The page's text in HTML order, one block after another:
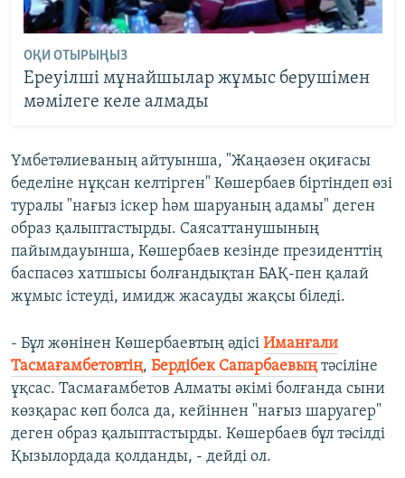
ОҚИ ОТЫРЫҢЫЗ
Ереуілші мұнайшылар жұмыс берушімен
мәмілеге келе алмады
Үмбетәлиеваның айтуынша, "Жаңаөзен оқиғасы
беделіне нұқсан келтірген" Көшербаев біртіндеп өзі
туралы "нағыз іскер һәм шаруаның адамы" деген
образ қалыптастырды. Саясаттанушының
пайымдауынша, Көшербаев кезінде президенттің
баспасөз хатшысы болғандықтан БАҚ-пен қалай
жұмыс істеуді, имидж жасауды жақсы біледі.
- Бұл жөнінен Көшербаевтың әдісі Иманғали
Тасмағамбетовтің, Бердібек Сапарбаевыңтәсіліне
ұқсас. Тасмағамбетов Алматы әкімі болғанда сыни
көзқарас көп болса да, кейіннен "нағыз шаруагер"
деген образ қалыптастырды. Көшербаев бұл тәсілді
Қызылордада қолданды, - дейді ол.